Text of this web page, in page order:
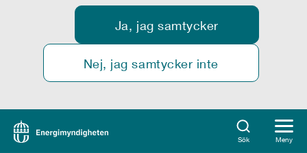
Ja, jag samtycker
Nej, jag samtycker inte
Sök Meny